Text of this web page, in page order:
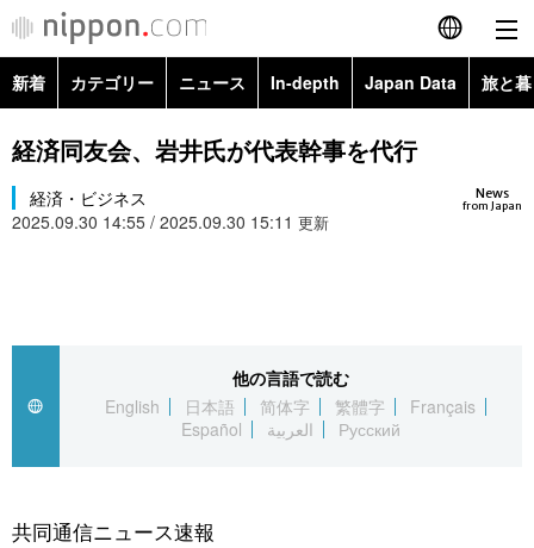
English
简体字
カテゴリー
新着 カテゴリー ニュース In-depth Japan Data 旅と
政治・外交
経済・ビジネス Images
経済同友会、岩井氏が代表幹事を代行
News
from Japan
経済・ビジネス
2025.09.30 14:55 / 2025.09.30 15:11 更新
他の言語で読む
English
日本語 简体字 繁體字
Français
Español
العربية Русский
共同通信ニュース速報